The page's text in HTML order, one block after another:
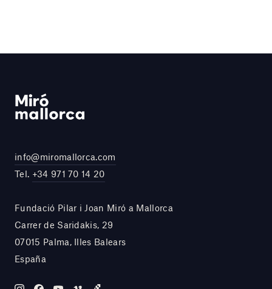
info@miromallorca.com
Tel. +34 971 70 14 20
Fundació Pilar i Joan Miró a Mallorca
Carrer de Saridakis, 29
07015 Palma, Illes Balears
España